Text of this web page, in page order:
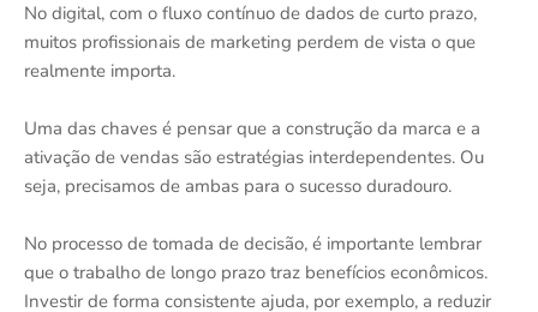
No digital, com o fluxo contínuo de dados de curto prazo,
muitos profissionais de marketing perdem de vista o que
realmente importa.
Uma das chaves é pensar que a construção da marca e a
ativação de vendas são estratégias interdependentes. Ou
seja, precisamos de ambas para o sucesso duradouro.
No processo de tomada de decisão, é importante lembrar
que o trabalho de longo prazo traz benefícios econômicos.
Investir de forma consistente ajuda, por exemplo, a reduzir